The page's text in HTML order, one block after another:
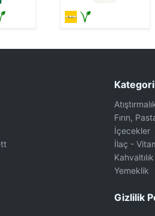
Fırın,
İçecekler
İlaç -
Kahvaltılık
Yemeklik
Gizlilik